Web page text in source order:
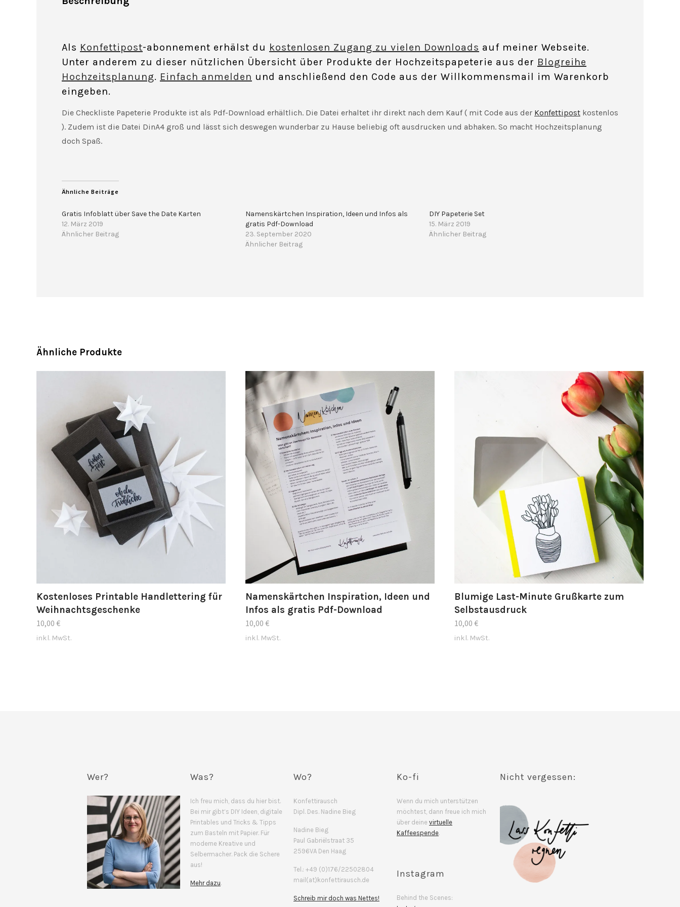
Als Konfettipost-abonnement erhälst du kostenlosen Zugang zu vielen Downloads auf meiner Webseite.
Unter anderem zu dieser nützlichen Übersicht über Produkte der Hochzeitspapeterie aus der Blogreihe
Hochzeitsplanung. Einfach anmelden und anschließend den Code aus der Willkommensmail im Warenkorb
eingeben.
Die Checkliste Papeterie Produkte ist als Pdf-Download erhältlich. Die Datei erhaltet ihr direkt nach dem Kauf ( mit Code aus der Konfettipost kostenlos
). Zudem ist die Datei DinA4 groß und lässt sich deswegen wunderbar zu Hause beliebig oft ausdrucken und abhaken. So macht Hochzeitsplanung
doch Spaß.
Ähnliche Beiträge
Gratis Infoblatt über Save the Date Karten
12. März 2019
Ähnlicher Beitrag
Namenskärtchen Inspiration, Ideen und Infos als
gratis Pdf-Download
23. September 2020
Ähnlicher Beitrag
DIY Papeterie Set
15. März 2019
Ähnlicher Beitrag
Ähnliche Produkte
Kostenloses Printable Handlettering für
Weihnachtsgeschenke
10,00 €
inkl. MwSt.
Namenskärtchen Inspiration, Ideen und
Infos als gratis Pdf-Download
10,00€
inkl. MwSt.
Blumige Last-Minute Grußkarte zum
Selbstausdruck
10,00€
inkl. MwSt.
Wer? Was?
Ich freu mich, dass du hier bist.
Bei mir gibt’s DIY Ideen, digitale
Printables und Tricks & Tipps
zum Basteln mit Papier. Für
moderne Kreative und
Selbermacher. Pack die Schere
aus!
Mehr dazu.
Wo?
Konfettirausch
Dipl. Des. Nadine Bieg
Nadine Bieg
Paul Gabriëlstraat 35
2596VA Den Haag
Tel.: +49 (0)176/22502804
mail(at)konfettirausch.de
Schreib mir doch was Nettes!
Ko-fi
Wenn du mich unterstützen
möchtest, dann freue ich mich
über deine virtuelle
Kaffeespende.
Instagram
Behind the Scenes:
Nicht vergessen: